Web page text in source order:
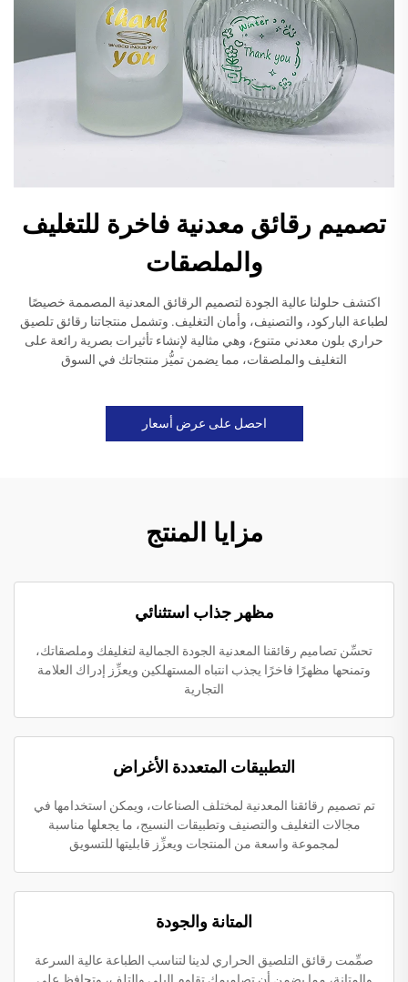
تصميم رقائق معدنية فاخرة للتغليف
والملصقات
اكتشف حلولنا عالية الجودة لتصميم الرقائق المعدنية المصممة خصيصًا
لطباعة الباركود، والتصنيف، وأمان التغليف. وتشمل منتجاتنا رقائق تلصيق
حراري بلون معدني متنوع، وهي مثالية لإنشاء تأثيرات بصرية رائعة على
التغليف والملصقات، مما يضمن تميُّز منتجاتك في السوق
احصل على عرض أسعار
مزايا المنتج
مظهر جذاب استثنائي
تحسِّن تصاميم رقائقنا المعدنية الجودة الجمالية لتغليفك وملصقاتك،
وتمنحها مظهرًا فاخرًا يجذب انتباه المستهلكين ويعزِّز إدراك العلامة
التجارية
التطبيقات المتعددة الأغراض
تم تصميم رقائقنا المعدنية لمختلف الصناعات، ويمكن استخدامها في
مجالات التغليف والتصنيف وتطبيقات النسيج، ما يجعلها مناسبة
لمجموعة واسعة من المنتجات ويعزِّز قابليتها للتسويق
المتانة والجودة
صمِّمت رقائق التلصيق الحراري لدينا لتناسب الطباعة عالية السرعة